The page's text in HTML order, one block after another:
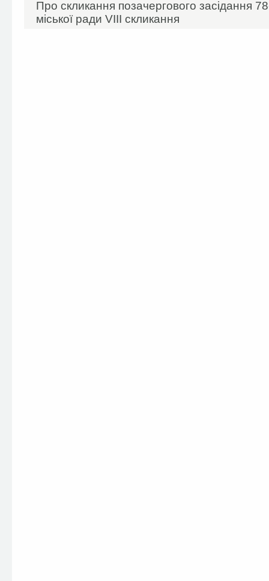
Про скликання позачергового засідання 78-
міської ради VIIІ скликання